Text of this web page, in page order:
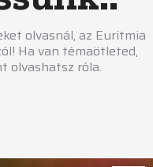
olvasnál, az Euritmia
Ha van témaötleted,
olvashatsz róla.